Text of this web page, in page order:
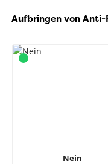
Aufbringen von Anti-
Nein